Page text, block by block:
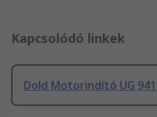
Kapcsolódó linkek
Dold Motorindító UG